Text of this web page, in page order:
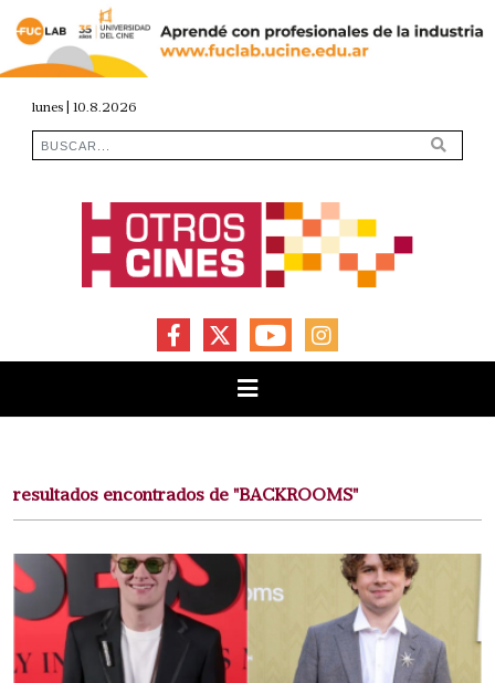
lunes | 10.8.2026
FACEBOOKYOUTUBEINSTAGRAM
resultados encontrados de "BACKROOMS"